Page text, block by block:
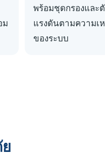
ม
พร้อมชุดกรองและ
แรงดันตามความเ
ของระบบ